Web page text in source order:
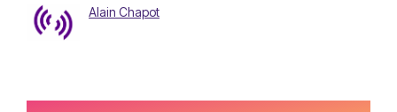
Alain Chapot